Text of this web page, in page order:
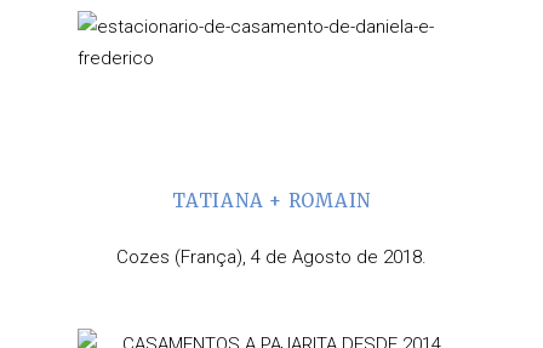
TATIANA + ROMAIN
Cozes (França), 4 de Agosto de 2018.